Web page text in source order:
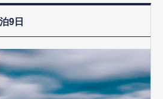
9日